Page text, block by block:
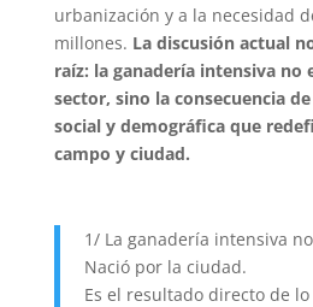
urbanización y a la necesidad
millones. La discusión actual
raíz: la ganadería intensiva no
sector, sino la consecuencia
social y demográfica que
campo y ciudad.
1/ La ganadería intensiva
Nació por la ciudad.
Es el resultado directo de